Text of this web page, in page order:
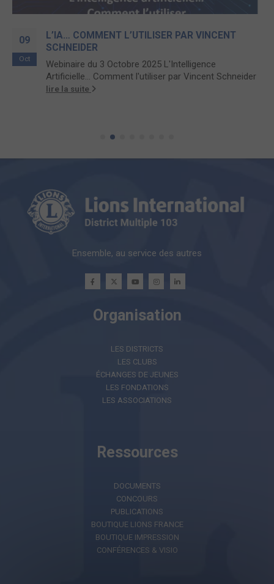
09
Oct
L’IA… COMMENT L’UTILISER PAR VINCENT
SCHNEIDER
Webinaire du 3 Octobre 2025 L'Intelligence
Artificielle... Comment l'utiliser par Vincent Schneider
lire la suite
Ensemble, au service des autres
Organisation
LES DISTRICTS
LES CLUBS
ÉCHANGES DE JEUNES
LES FONDATIONS
LES ASSOCIATIONS
Ressources
DOCUMENTS
CONCOURS
PUBLICATIONS
BOUTIQUE LIONS FRANCE
BOUTIQUE IMPRESSION
CONFÉRENCES & VISIO